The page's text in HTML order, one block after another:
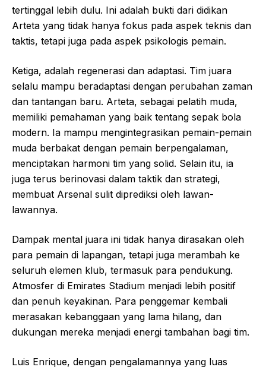
tertinggal lebih dulu. Ini adalah bukti dari didikan
Arteta yang tidak hanya fokus pada aspek teknis dan
taktis, tetapi juga pada aspek psikologis pemain.
Ketiga, adalah regenerasi dan adaptasi. Tim juara
selalu mampu beradaptasi dengan perubahan zaman
dan tantangan baru. Arteta, sebagai pelatih muda,
memiliki pemahaman yang baik tentang sepak bola
modern. Ia mampu mengintegrasikan pemain-pemain
muda berbakat dengan pemain berpengalaman,
menciptakan harmoni tim yang solid. Selain itu, ia
juga terus berinovasi dalam taktik dan strategi,
membuat Arsenal sulit diprediksi oleh lawan-
lawannya.
Dampak mental juara ini tidak hanya dirasakan oleh
para pemain di lapangan, tetapi juga merambah ke
seluruh elemen klub, termasuk para pendukung.
Atmosfer di Emirates Stadium menjadi lebih positif
dan penuh keyakinan. Para penggemar kembali
merasakan kebanggaan yang lama hilang, dan
dukungan mereka menjadi energi tambahan bagi tim.
Luis Enrique, dengan pengalamannya yang luas